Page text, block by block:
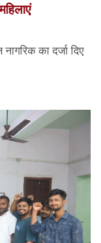
का दर्जा दिए